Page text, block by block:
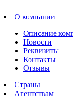
О компании
Описание
Новости
Реквизиты
Контакты
Отзывы
Страны
Агентствам